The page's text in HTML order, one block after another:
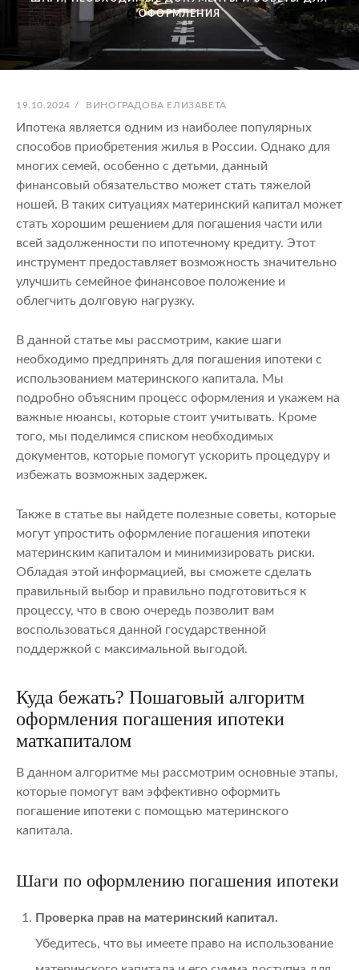
ОФОРМЛЕНИЯ
ОПУБЛИКОВАНО
19.10.2024 / АВТОР:
ВИНОГРАДОВА ЕЛИЗАВЕТА
Ипотека является одним из наиболее популярных
способов приобретения жилья в России. Однако для
многих семей, особенно с детьми, данный
финансовый обязательство может стать тяжелой
ношей. В таких ситуациях материнский капитал может
стать хорошим решением для погашения части или
всей задолженности по ипотечному кредиту. Этот
инструмент предоставляет возможность значительно
улучшить семейное финансовое положение и
облегчить долговую нагрузку.
В данной статье мы рассмотрим, какие шаги
необходимо предпринять для погашения ипотеки с
использованием материнского капитала. Мы
подробно объясним процесс оформления и укажем на
важные нюансы, которые стоит учитывать. Кроме
того, мы поделимся списком необходимых
документов, которые помогут ускорить процедуру и
избежать возможных задержек.
Также в статье вы найдете полезные советы, которые
могут упростить оформление погашения ипотеки
материнским капиталом и минимизировать риски.
Обладая этой информацией, вы сможете сделать
правильный выбор и правильно подготовиться к
процессу, что в свою очередь позволит вам
воспользоваться данной государственной
поддержкой с максимальной выгодой.
Куда бежать? Пошаговый алгоритм
оформления погашения ипотеки
маткапиталом
В данном алгоритме мы рассмотрим основные этапы,
которые помогут вам эффективно оформить
погашение ипотеки с помощью материнского
капитала.
Шаги по оформлению погашения ипотеки
Проверка прав на материнский капитал.
Убедитесь, что вы имеете право на использование